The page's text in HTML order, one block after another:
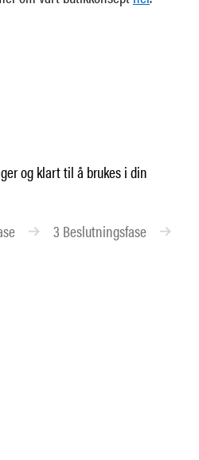
og klart til å brukes i din
3 Beslutningsfase